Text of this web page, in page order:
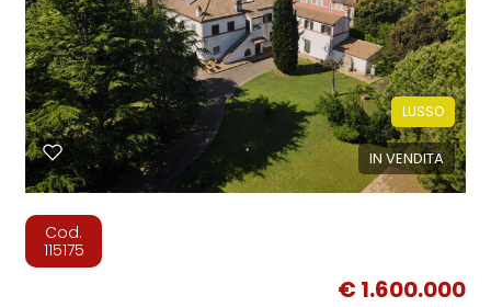
IN VENDITA
LUSSO
Cod.
115175
€ 1.600.000